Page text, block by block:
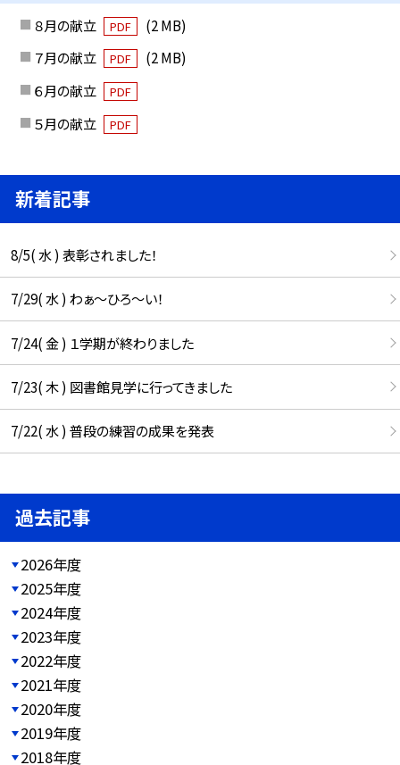
８月の献立 PDF
(2 MB)
７月の献立
PDF
(2 MB)
６月の献立
PDF
５月の献立 PDF
新着記事
8/5( 水 ) 表彰されました！
7/29( 水 ) わぁ～ひろ～い！
7/24( 金 ) １学期が終わりました
7/23( 木 ) 図書館見学に行ってきました
7/22( 水 ) 普段の練習の成果を発表
過去記事
2026年度
2025年度
2024年度
2023年度
2022年度
2021年度
2020年度
2019年度
2018年度